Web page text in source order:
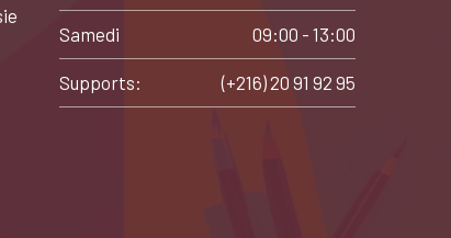
Samedi 09:00 - 13:00
Supports: (+216) 20 91 92 95